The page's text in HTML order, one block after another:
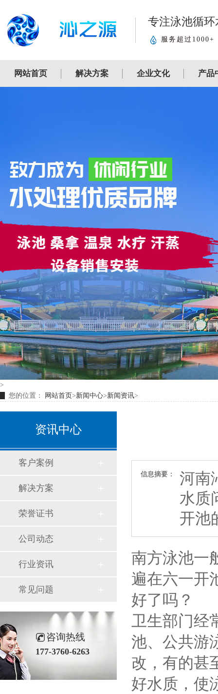
专注泳池循
服务超过1000+
网站首页 解决方案 企业文化 产品
>
您的位置：
网站首页>新闻中心>新闻资讯>
信息摘要：
河南
水质
开池
南方泳池一
遍在六一开
好了吗？
卫生部门经
池、公共游
改，有的甚
好水质，使
资讯中心
客户案例
解决方案
荣誉证书
公司动态
行业资讯
常见问题
咨询热线
177-3760-6263